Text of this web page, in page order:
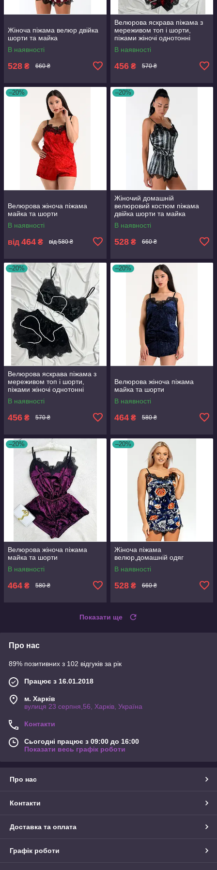
Жіноча піжама велюр двійка
шорти та майка
В наявності
528 ₴ 660 ₴
Велюрова яскрава піжама з
мереживом топ і шорти,
піжами жіночі однотонні
В наявності
456 ₴ 570 ₴
–20%
Велюрова жіноча піжама
майка та шорти
В наявності
від 464 ₴ від 580 ₴
–20%
Жіночий домашній
велюровий костюм піжама
двійка шорти та майка
В наявності
528 ₴ 660 ₴
–20%
Велюрова яскрава піжама з
мереживом топ і шорти,
піжами жіночі однотонні
В наявності
456 ₴ 570 ₴
–20%
Велюрова жіноча піжама
майка та шорти
В наявності
464 ₴ 580 ₴
–20%
Велюрова жіноча піжама
майка та шорти
В наявності
464 ₴ 580 ₴
–20%
Жіноча піжама
велюр,домашній одяг
В наявності
528 ₴ 660 ₴
Показати ще
Про нас
89% позитивних з 102 відгуків за рік
Працює з 16.01.2018
м. Харків
вулиця 23 серпня,56, Харків, Україна
Контакти
Сьогодні працює з 09:00 до 16:00
Показати весь графік роботи
Про нас
Контакти
Доставка та оплата
Графік роботи